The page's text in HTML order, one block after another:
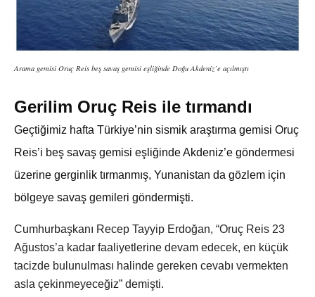
Arama gemisi Oruç Reis beş savaş gemisi eşliğinde Doğu Akdeniz’e açılmıştı
Gerilim Oruç Reis ile tırmandı
Geçtiğimiz hafta Türkiye’nin sismik araştırma gemisi Oruç
Reis’i beş savaş gemisi eşliğinde Akdeniz’e göndermesi
üzerine gerginlik tırmanmış, Yunanistan da gözlem için
bölgeye savaş gemileri göndermişti.
Cumhurbaşkanı Recep Tayyip Erdoğan, “Oruç Reis 23
Ağustos’a kadar faaliyetlerine devam edecek, en küçük
tacizde bulunulması halinde gereken cevabı vermekten
asla çekinmeyeceğiz” demişti.